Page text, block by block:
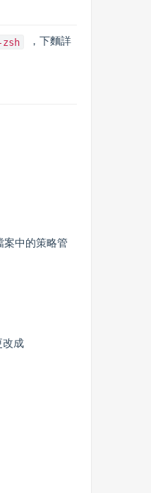
zsh
，下麵詳
案中的策略管
改成